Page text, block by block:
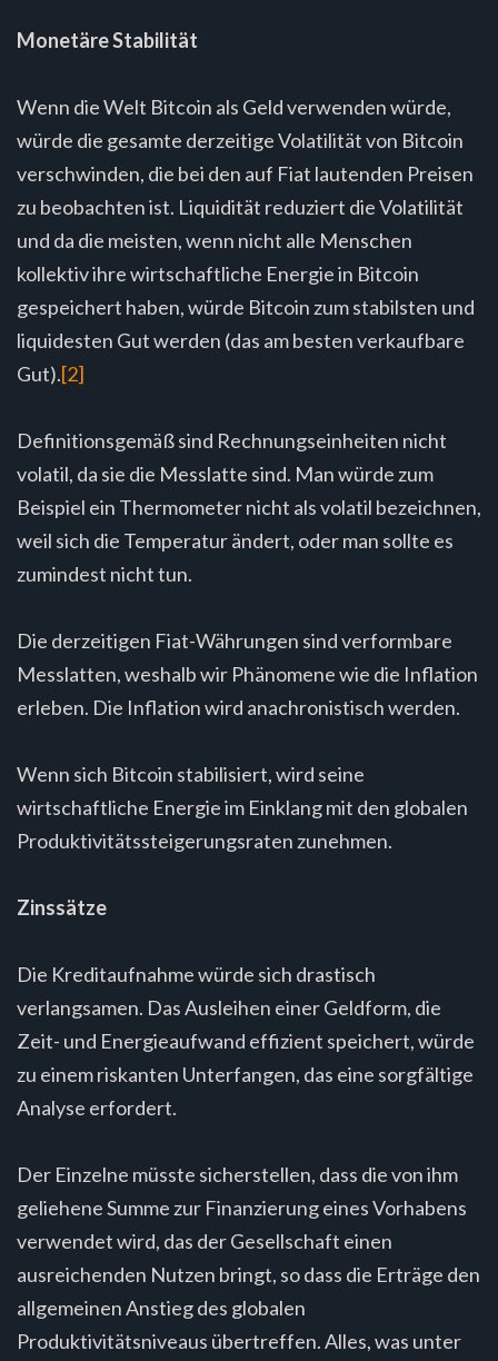
Monetäre Stabilität
Wenn die Welt Bitcoin als Geld verwenden würde,
würde die gesamte derzeitige Volatilität von Bitcoin
verschwinden, die bei den auf Fiat lautenden Preisen
zu beobachten ist. Liquidität reduziert die Volatilität
und da die meisten, wenn nicht alle Menschen
kollektiv ihre wirtschaftliche Energie in Bitcoin
gespeichert haben, würde Bitcoin zum stabilsten und
liquidesten Gut werden (das am besten verkaufbare
Gut).[2]
Definitionsgemäß sind Rechnungseinheiten nicht
volatil, da sie die Messlatte sind. Man würde zum
Beispiel ein Thermometer nicht als volatil bezeichnen,
weil sich die Temperatur ändert, oder man sollte es
zumindest nicht tun.
Die derzeitigen Fiat-Währungen sind verformbare
Messlatten, weshalb wir Phänomene wie die Inflation
erleben. Die Inflation wird anachronistisch werden.
Wenn sich Bitcoin stabilisiert, wird seine
wirtschaftliche Energie im Einklang mit den globalen
Produktivitätssteigerungsraten zunehmen.
Zinssätze
Die Kreditaufnahme würde sich drastisch
verlangsamen. Das Ausleihen einer Geldform, die
Zeit- und Energieaufwand effizient speichert, würde
zu einem riskanten Unterfangen, das eine sorgfältige
Analyse erfordert.
Der Einzelne müsste sicherstellen, dass die von ihm
geliehene Summe zur Finanzierung eines Vorhabens
verwendet wird, das der Gesellschaft einen
ausreichenden Nutzen bringt, so dass die Erträge den
allgemeinen Anstieg des globalen
Produktivitätsniveaus übertreffen. Alles, was unter